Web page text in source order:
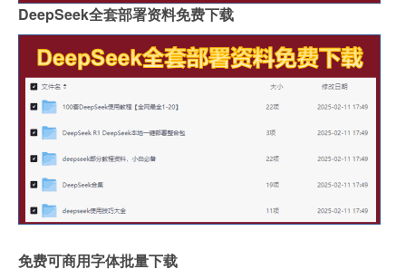
DeepSeek全套部署资料免费下载
免费可商用字体批量下载